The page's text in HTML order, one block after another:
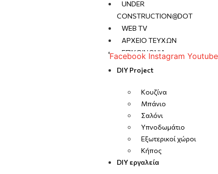
UNDER
CONSTRUCTION@DOT
WEB TV
ΑΡΧΕΊΟ ΤΕΥΧΏΝ
ΕΠΙΚΟΙΝΩΝΊΑ
Facebook Instagram Youtube
DIY Project
Κουζίνα
Μπάνιο
Σαλόνι
Υπνοδωμάτιο
Εξωτερικοί χώροι
Κήπος
DIY εργαλεία